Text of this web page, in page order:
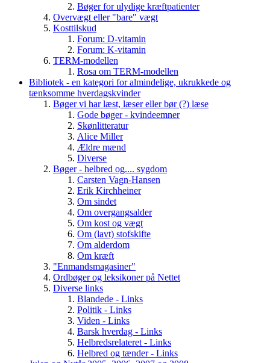
Bøger for ulydige kræftpatienter
Overvægt eller "bare" vægt
Kosttilskud
Forum: D-vitamin
Forum: K-vitamin
TERM-modellen
Rosa om TERM-modellen
Bibliotek - en kategori for almindelige, ukrukkede og
tænksomme hverdagskvinder
Bøger vi har læst, læser eller bør (?) læse
Gode bøger - kvindeemner
Skønlitteratur
Alice Miller
Ældre mænd
Diverse
Bøger - helbred og.... sygdom
Carsten Vagn-Hansen
Erik Kirchheiner
Om sindet
Om overgangsalder
Om kost og vægt
Om (lavt) stofskifte
Om alderdom
Om kræft
"Enmandsmagasiner"
Ordbøger og leksikoner på Nettet
Diverse links
Blandede - Links
Politik - Links
Viden - Links
Barsk hverdag - Links
Helbredsrelateret - Links
Helbred og tænder - Links